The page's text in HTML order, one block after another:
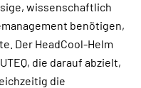
wissenschaftlich
benötigen,
Der HeadCool-Helm
die darauf abzielt,
die